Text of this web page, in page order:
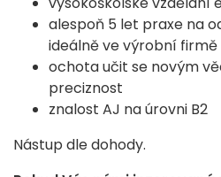
alespoň 5 let praxe na
ideálně ve výrobní firmě
ochota učit se novým
preciznost
znalost AJ na úrovni B2
Nástup dle dohody.